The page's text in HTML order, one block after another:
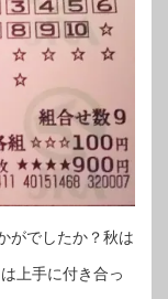
がでしたか？秋は
上手に付き合っ